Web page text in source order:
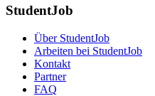
StudentJob
Über StudentJob
Arbeiten bei StudentJob
Kontakt
Partner
FAQ